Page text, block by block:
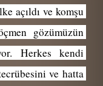
açıldı ve komşu
gözümüzün
Herkes kendi
ve hatta